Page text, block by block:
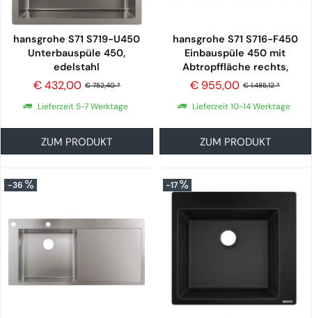
hansgrohe S71 S719-U450
Unterbauspüle 450,
edelstahl
€ 752,40 *
€ 432,00
Lieferzeit 5-7 Werktage
ZUM PRODUKT
hansgrohe S71 S716-F450
Einbauspüle 450 mit
Abtropffläche rechts,
edelstahl€ 1.485,12 *
€ 955,00
Lieferzeit 10-14 Werktage
ZUM PRODUKT
-36 -17